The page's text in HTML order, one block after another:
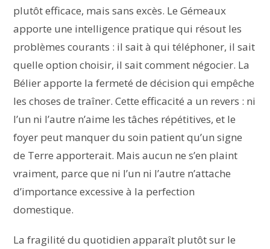
plutôt efficace, mais sans excès. Le Gémeaux
apporte une intelligence pratique qui résout les
problèmes courants : il sait à qui téléphoner, il sait
quelle option choisir, il sait comment négocier. La
Bélier apporte la fermeté de décision qui empêche
les choses de traîner. Cette efficacité a un revers : ni
l’un ni l’autre n’aime les tâches répétitives, et le
foyer peut manquer du soin patient qu’un signe
de Terre apporterait. Mais aucun ne s’en plaint
vraiment, parce que ni l’un ni l’autre n’attache
d’importance excessive à la perfection
domestique.
La fragilité du quotidien apparaît plutôt sur le